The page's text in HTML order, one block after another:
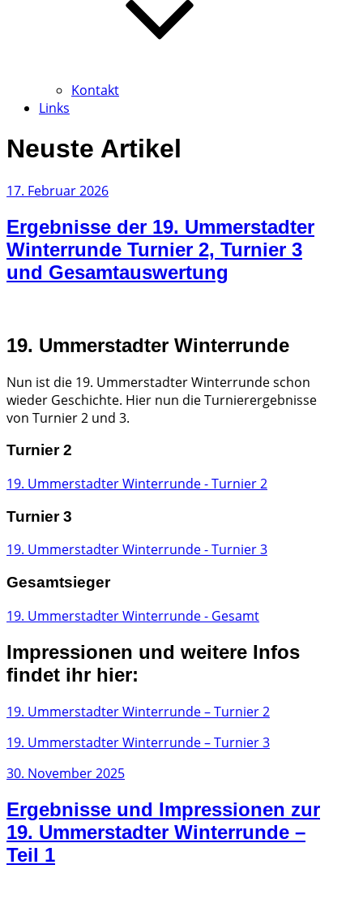
Kontakt
Links
Neuste Artikel
Veröffentlicht
17. Februar 2026
Ergebnisse der 19. Ummerstadter
Winterrunde Turnier 2, Turnier 3
und Gesamtauswertung
19. Ummerstadter Winterrunde
Nun ist die 19. Ummerstadter Winterrunde schon
wieder Geschichte. Hier nun die Turnierergebnisse
von Turnier 2 und 3.
Turnier 2
19. Ummerstadter Winterrunde - Turnier 2
Turnier 3
19. Ummerstadter Winterrunde - Turnier 3
Gesamtsieger
19. Ummerstadter Winterrunde - Gesamt
Impressionen und weitere Infos
findet ihr hier:
19. Ummerstadter Winterrunde – Turnier 2
19. Ummerstadter Winterrunde – Turnier 3
Veröffentlicht
30. November 2025
Ergebnisse und Impressionen zur
19. Ummerstadter Winterrunde –
Teil 1